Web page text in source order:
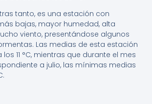
tanto, es una estación con
bajas, mayor humedad, alta
viento, presentándose algunos
Las medias de esta estación
11 °C, mientras que durante el mes
a julio, las mínimas medias